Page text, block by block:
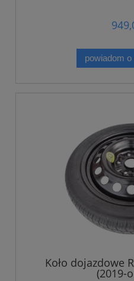
powiadom
Koło dojazdowe
(2019-